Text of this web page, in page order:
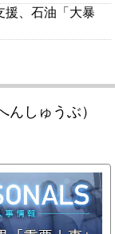
援、石油「大暴
しゅうぶ）